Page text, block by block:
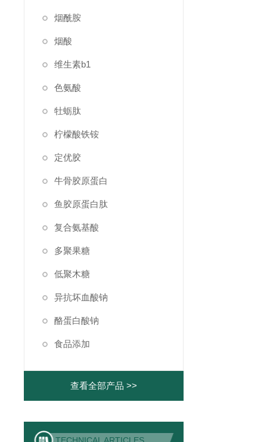
烟酰胺
烟酸
维生素b1
色氨酸
牡蛎肽
柠檬酸铁铵
定优胶
牛骨胶原蛋白
鱼胶原蛋白肽
复合氨基酸
多聚果糖
低聚木糖
异抗坏血酸钠
酪蛋白酸钠
食品添加
查看全部产品 >>